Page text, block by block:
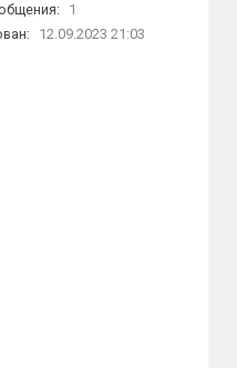
1
12.09.2023 21:03